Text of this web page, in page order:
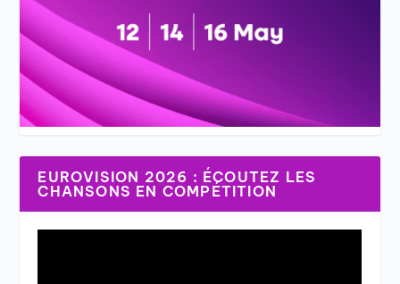
EUROVISION 2026 : ÉCOUTEZ LES
CHANSONS EN COMPÉTITION